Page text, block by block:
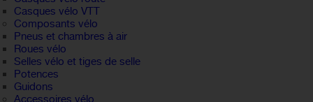
Casques vélo VTT
Composants vélo
Pneus et chambres à air
Roues vélo
Selles vélo et tiges de selle
Potences
Guidons
Accessoires vélo